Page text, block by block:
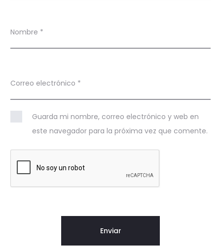
Nombre *
Correo electrónico *
Guarda mi nombre, correo electrónico y web en
este navegador para la próxima vez que comente.